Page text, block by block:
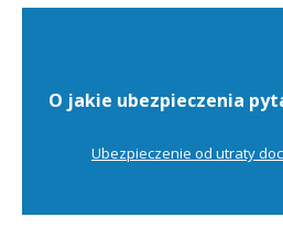
O jakie ubezpieczenia
Ubezpieczenie od utraty